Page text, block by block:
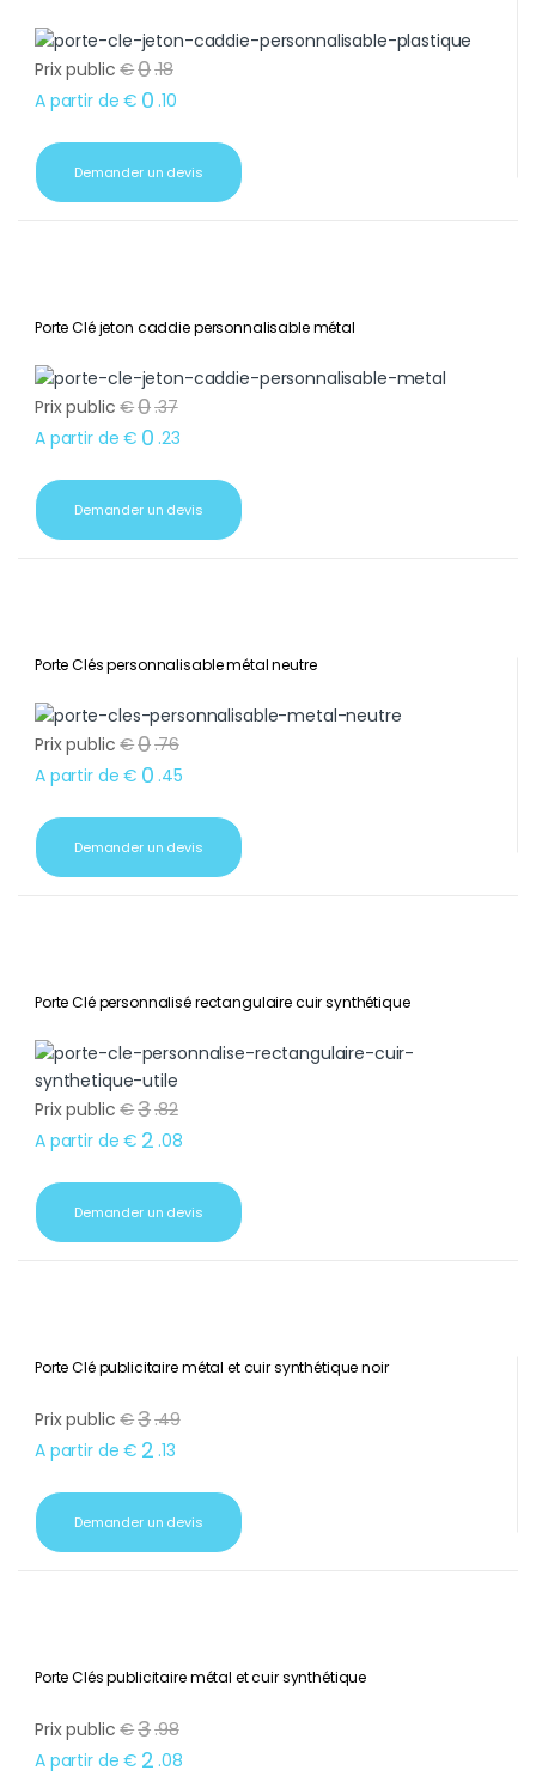
Prix public €0.18
A partir de € 0 .10
Demander un devis
Porte Clé jeton caddie personnalisable métal
Prix public €0.37
A partir de € 0 .23
Demander un devis
Porte Clés personnalisable métal neutre
Prix public €0.76
A partir de € 0 .45
Demander un devis
Porte Clé personnalisé rectangulaire cuir synthétique
Prix public €3.82
A partir de € 2 .08
Demander un devis
Porte Clé publicitaire métal et cuir synthétique noir
Prix public €3.49
A partir de € 2 .13
Demander un devis
Porte Clés publicitaire métal et cuir synthétique
Prix public €3.98
A partir de € 2 .08